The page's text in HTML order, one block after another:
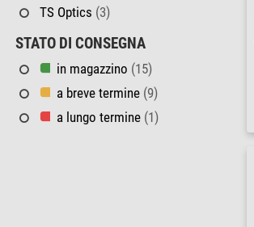
TS Optics (3)
STATO DI CONSEGNA
in magazzino (15)
a breve termine (9)
a lungo termine (1)